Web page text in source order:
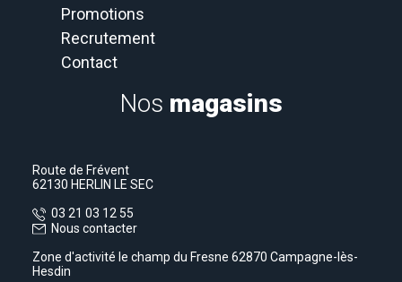
Promotions
Recrutement
Contact
Nos magasins
Route de Frévent
62130 HERLIN LE SEC
03 21 03 12 55
Nous contacter
Zone d'activité le champ du Fresne 62870 Campagne-lès-
Hesdin